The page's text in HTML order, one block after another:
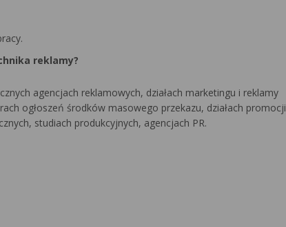
reklamy?
agencjach reklamowych, działach marketingu i reklamy
ogłoszeń środków masowego przekazu, działach promocji
studiach produkcyjnych, agencjach PR.